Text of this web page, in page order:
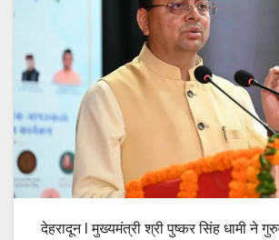
देहरादून l मुख्यमंत्री श्री पुष्कर सिंह धामी ने